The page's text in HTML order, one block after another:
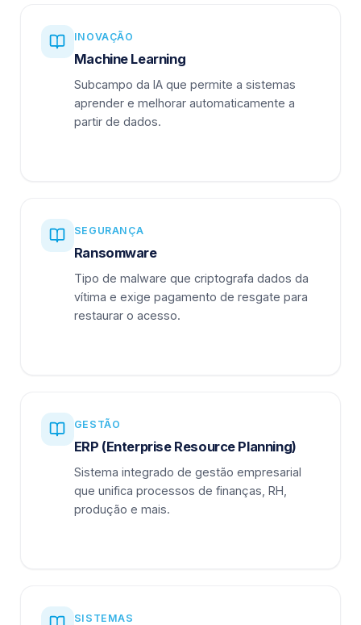
INOVAÇÃO
Machine Learning
Subcampo da IA que permite a sistemas
aprender e melhorar automaticamente a
partir de dados.
SEGURANÇA
Ransomware
Tipo de malware que criptografa dados da
vítima e exige pagamento de resgate para
restaurar o acesso.
GESTÃO
ERP (Enterprise Resource Planning)
Sistema integrado de gestão empresarial
que unifica processos de finanças, RH,
produção e mais.
SISTEMAS